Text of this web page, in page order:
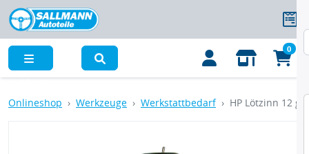
0
Onlineshop Werkzeuge Werkstattbedarf HP Lötzinn 12 g